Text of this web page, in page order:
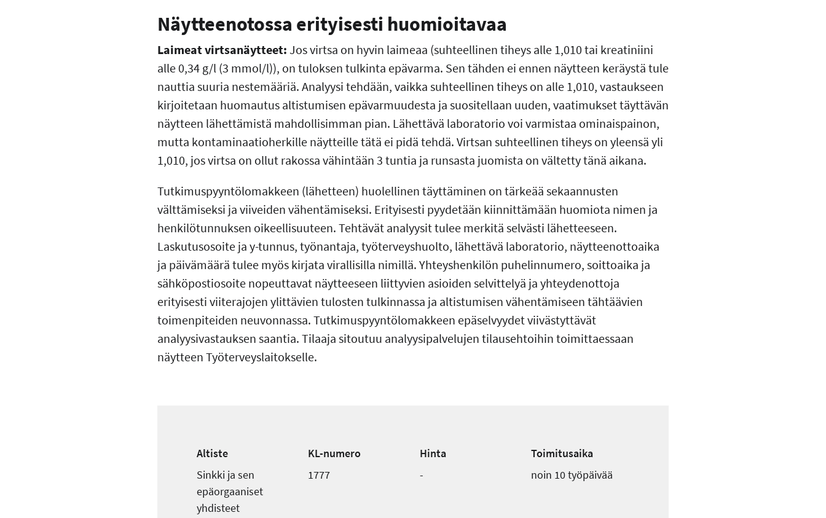
Näytteenotossa erityisesti huomioitavaa
Laimeat virtsanäytteet: Jos virtsa on hyvin laimeaa (suhteellinen tiheys alle 1,010 tai kreatiniini
alle 0,34 g/l (3 mmol/l)), on tuloksen tulkinta epävarma. Sen tähden ei ennen näytteen keräystä tule
nauttia suuria nestemääriä. Analyysi tehdään, vaikka suhteellinen tiheys on alle 1,010, vastaukseen
kirjoitetaan huomautus altistumisen epävarmuudesta ja suositellaan uuden, vaatimukset täyttävän
näytteen lähettämistä mahdollisimman pian. Lähettävä laboratorio voi varmistaa ominaispainon,
mutta kontaminaatioherkille näytteille tätä ei pidä tehdä. Virtsan suhteellinen tiheys on yleensä yli
1,010, jos virtsa on ollut rakossa vähintään 3 tuntia ja runsasta juomista on vältetty tänä aikana.
Tutkimuspyyntölomakkeen (lähetteen) huolellinen täyttäminen on tärkeää sekaannusten
välttämiseksi ja viiveiden vähentämiseksi. Erityisesti pyydetään kiinnittämään huomiota nimen ja
henkilötunnuksen oikeellisuuteen. Tehtävät analyysit tulee merkitä selvästi lähetteeseen.
Laskutusosoite ja y-tunnus, työnantaja, työterveyshuolto, lähettävä laboratorio, näytteenottoaika
ja päivämäärä tulee myös kirjata virallisilla nimillä. Yhteyshenkilön puhelinnumero, soittoaika ja
sähköpostiosoite nopeuttavat näytteeseen liittyvien asioiden selvittelyä ja yhteydenottoja
erityisesti viiterajojen ylittävien tulosten tulkinnassa ja altistumisen vähentämiseen tähtäävien
toimenpiteiden neuvonnassa. Tutkimuspyyntölomakkeen epäselvyydet viivästyttävät
analyysivastauksen saantia. Tilaaja sitoutuu analyysipalvelujen tilausehtoihin toimittaessaan
näytteen Työterveyslaitokselle.
Altiste
Sinkki ja sen
epäorgaaniset
yhdisteet
KL-numero
1777
Hinta
-
Toimitusaika
noin 10 työpäivää